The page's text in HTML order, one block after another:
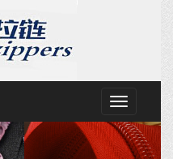
Toggle
navigation
Next